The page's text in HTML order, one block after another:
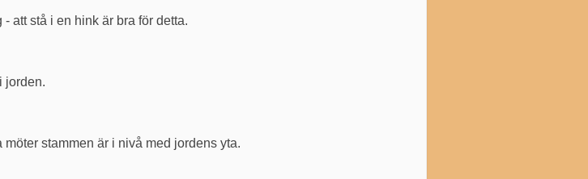
att stå i en hink är bra för detta.
jorden.
stammen är i nivå med jordens yta.